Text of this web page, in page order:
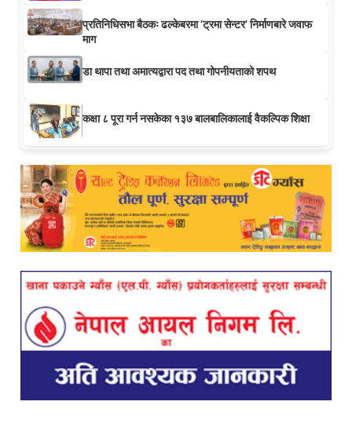
प्रतिनिधिसभा बैठकः ढल्केबरमा ‘ट्रमा सेन्टर’ निर्माणबारे जवाफ
माग
डा थापा तथा अमात्यद्वारा पद तथा गोपनीयताको शपथ
कक्षा ८ पूरा गर्न नसकेका १३७ बालबालिकालाई वैकल्पिक शिक्षा